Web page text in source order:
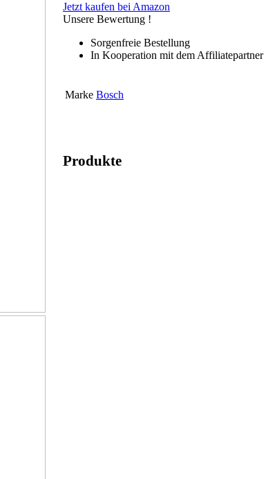
Jetzt kaufen bei Amazon
Unsere Bewertung !
Sorgenfreie Bestellung
In Kooperation mit dem Affiliatepartner
Marke Bosch
Produkte